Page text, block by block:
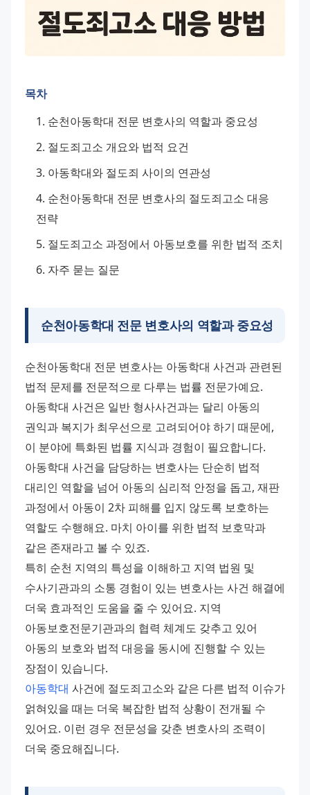
목차
순천아동학대 전문 변호사의 역할과 중요성
절도죄고소 개요와 법적 요건
아동학대와 절도죄 사이의 연관성
순천아동학대 전문 변호사의 절도죄고소 대응
전략
절도죄고소 과정에서 아동보호를 위한 법적 조치
자주 묻는 질문
순천아동학대 전문 변호사의 역할과 중요성
순천아동학대 전문 변호사는 아동학대 사건과 관련된
법적 문제를 전문적으로 다루는 법률 전문가예요.
아동학대 사건은 일반 형사사건과는 달리 아동의
권익과 복지가 최우선으로 고려되어야 하기 때문에,
이 분야에 특화된 법률 지식과 경험이 필요합니다.
아동학대 사건을 담당하는 변호사는 단순히 법적
대리인 역할을 넘어 아동의 심리적 안정을 돕고, 재판
과정에서 아동이 2차 피해를 입지 않도록 보호하는
역할도 수행해요. 마치 아이를 위한 법적 보호막과
같은 존재라고 볼 수 있죠.
특히 순천 지역의 특성을 이해하고 지역 법원 및
수사기관과의 소통 경험이 있는 변호사는 사건 해결에
더욱 효과적인 도움을 줄 수 있어요. 지역
아동보호전문기관과의 협력 체계도 갖추고 있어
아동의 보호와 법적 대응을 동시에 진행할 수 있는
장점이 있습니다.
아동학대 사건에 절도죄고소와 같은 다른 법적 이슈가
얽혀있을 때는 더욱 복잡한 법적 상황이 전개될 수
있어요. 이런 경우 전문성을 갖춘 변호사의 조력이
더욱 중요해집니다.